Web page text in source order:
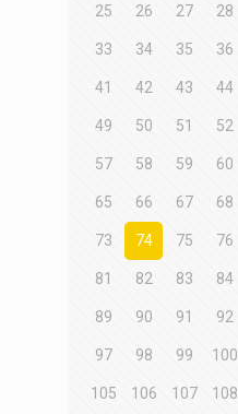
25 26 27 28
33 34 35 36
41 42 43 44
49 50 51 52
57 58 59 60
65 66 67 68
73 74 75 76
81 82 83 84
89 90 91 92
97 98 99 100
105 106 107 108